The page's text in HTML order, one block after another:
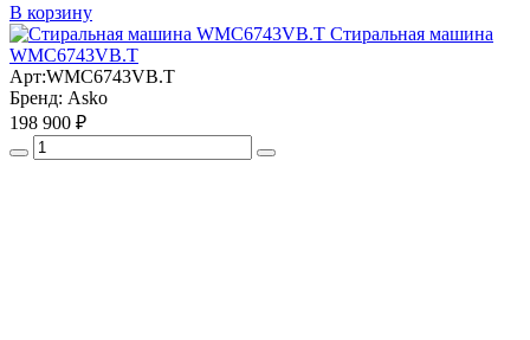
В корзину
Стиральная машина
WMC6743VB.T
Арт:WMC6743VB.T
Бренд: Asko
198 900 ₽